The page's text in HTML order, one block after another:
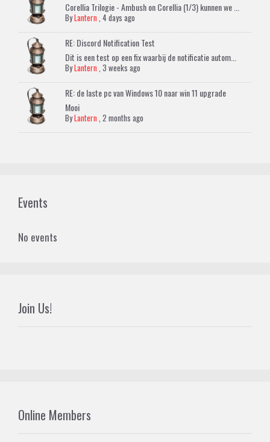
Corellia Trilogie - Ambush on Corellia (1/3) kunnen we ...
ByLantern ,4 days ago
RE: Discord Notification Test
Dit is een test op een fix waarbij de notificatie autom...
ByLantern ,3 weeks ago
RE: de laste pc van Windows 10 naar win 11 upgrade
Mooi
ByLantern ,2 months ago
Events
No events
Join Us!
Online Members